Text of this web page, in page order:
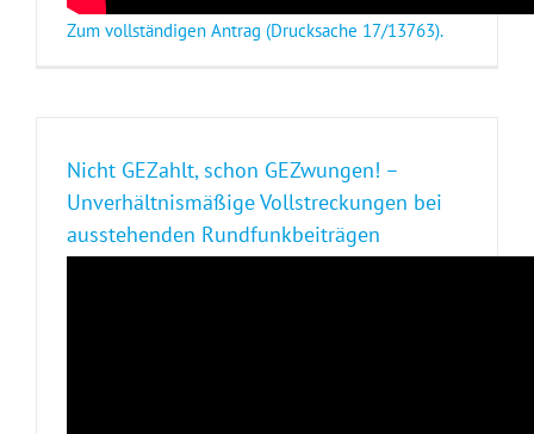
Zum vollständigen Antrag (Drucksache 17/13763).
Nicht GEZahlt, schon GEZwungen! –
Unverhältnismäßige Vollstreckungen bei
ausstehenden Rundfunkbeiträgen